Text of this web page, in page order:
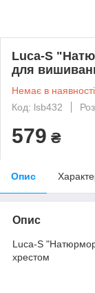
Luca-S
для
Немає в наявності
Код: lsb432
579 ₴
Опис
Опис
Luca-S
хрестом